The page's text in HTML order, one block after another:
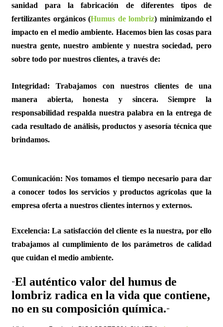
sanidad para la fabricación de diferentes tipos de
fertilizantes orgánicos (Humus de lombriz) minimizando el
impacto en el medio ambiente. Hacemos bien las cosas para
nuestra gente, nuestro ambiente y nuestra sociedad, pero
sobre todo por nuestros clientes, a través de:
Integridad: Trabajamos con nuestros clientes de una
manera abierta, honesta y sincera. Siempre la
responsabilidad respalda nuestra palabra en la entrega de
cada resultado de análisis, productos y asesoría técnica que
brindamos.
Comunicación: Nos tomamos el tiempo necesario para dar
a conocer todos los servicios y productos agrícolas que la
empresa oferta a nuestros clientes internos y externos.
Excelencia: La satisfacción del cliente es la nuestra, por ello
trabajamos al cumplimiento de los parámetros de calidad
que cuidan el medio ambiente.
"El auténtico valor del humus de
lombriz radica en la vida que contiene,
no en su composición química."